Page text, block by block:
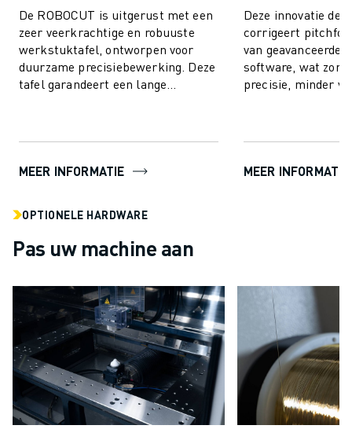
ROBOSHOT ROBOT PAKKET
ROBOSHOT PREVENTIEF ONDERHOUD
ROBOSHOT TOTAL COST OF OWNERSHIP
DRAADVONKMACHINES
ROBOCUT DRAADVONKMACHINES
ROBOCUT DUURZAAMHEID
SMART FACTORY OPLOSSINGEN
PRODUCT REGISTRATIE » FANUC PORTAAL
OPLOSSINGEN
INDUSTRIEËN
ALLE INDUSTRIEËN
LUCHTVAART
AUTOMOTIVE
ELEKTRISCHE VOERTUIGEN
ELEKTRONICA
De ROBOCUT is uitgerust met een
zeer veerkrachtige en robuuste
werkstuktafel, ontworpen voor
duurzame precisiebewerking. Deze
tafel garandeert een lange
MEER INFORMATIE
Deze innovatie
corrigeert
van geavanceerde
software, wat
precisie, minder
MEER INFORMATIE
OPTIONELE HARDWARE
Pas uw machine aan